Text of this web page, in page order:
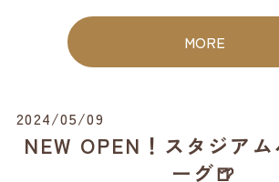
MORE
2024/05/09
NEW OPEN！スタジアム
ーグ🍺